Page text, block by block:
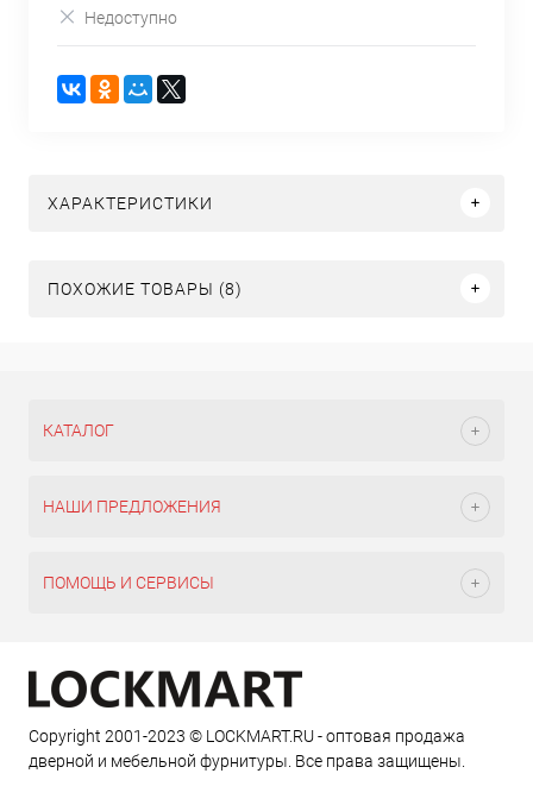
Недоступно
ХАРАКТЕРИСТИКИ
ПОХОЖИЕ ТОВАРЫ (8)
КАТАЛОГ
НАШИ ПРЕДЛОЖЕНИЯ
ПОМОЩЬ И СЕРВИСЫ
Copyright 2001-2023 © LOCKMART.RU - оптовая продажа
дверной и мебельной фурнитуры. Все права защищены.